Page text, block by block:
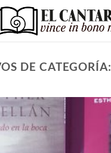
DE CATEGORÍA: